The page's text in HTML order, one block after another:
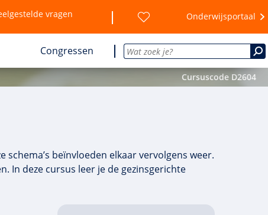
vragen Onderwijsportaal
Congressen
Cursuscode D2604
schema’s beïnvloeden elkaar vervolgens weer.
In deze cursus leer je de gezinsgerichte